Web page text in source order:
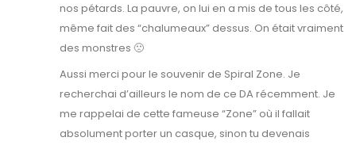
nos pétards. La pauvre, on lui en a mis de tous les côté,
même fait des “chalumeaux” dessus. On était vraiment
des monstres 🙁
Aussi merci pour le souvenir de Spiral Zone. Je
recherchai d’ailleurs le nom de ce DA récemment. Je
me rappelai de cette fameuse “Zone” où il fallait
absolument porter un casque, sinon tu devenais